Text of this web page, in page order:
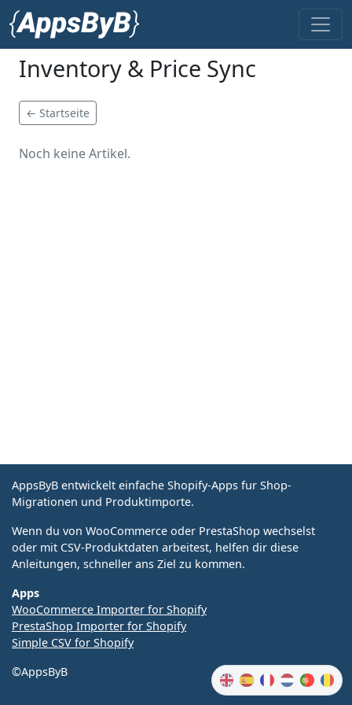
Inventory & Price Sync
← Startseite
Noch keine Artikel.
AppsByB entwickelt einfache Shopify-Apps fur Shop-
Migrationen und Produktimporte.
Wenn du von WooCommerce oder PrestaShop wechselst
oder mit CSV-Produktdaten arbeitest, helfen dir diese
Anleitungen, schneller ans Ziel zu kommen.
Apps
WooCommerce Importer for Shopify
PrestaShop Importer for Shopify
Simple CSV for Shopify
©AppsByB